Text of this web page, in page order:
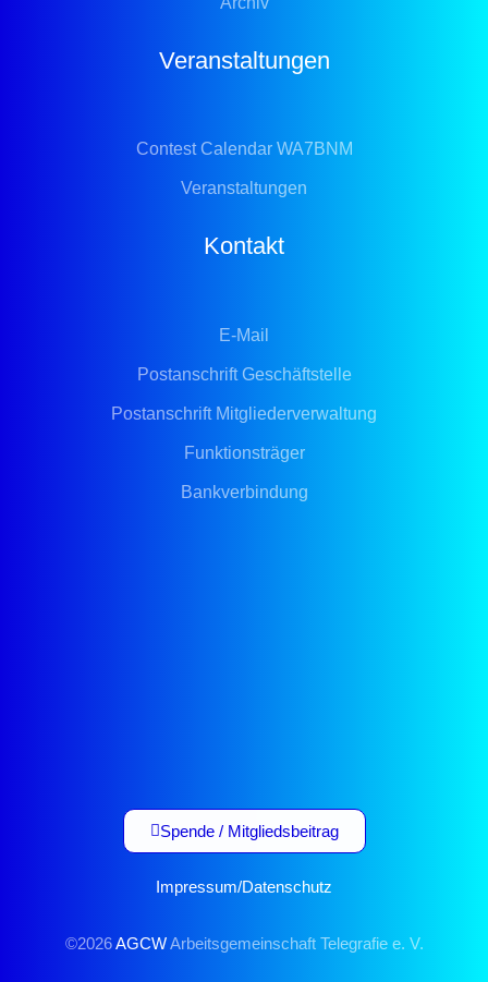
Veranstaltungen
Contest Calendar WA7BNM
Veranstaltungen
Kontakt
E-Mail
Postanschrift Geschäftstelle
Postanschrift Mitgliederverwaltung
Funktionsträger
Bankverbindung
Spende / Mitgliedsbeitrag
Impressum/Datenschutz
©2026AGCW Arbeitsgemeinschaft Telegrafie e. V.